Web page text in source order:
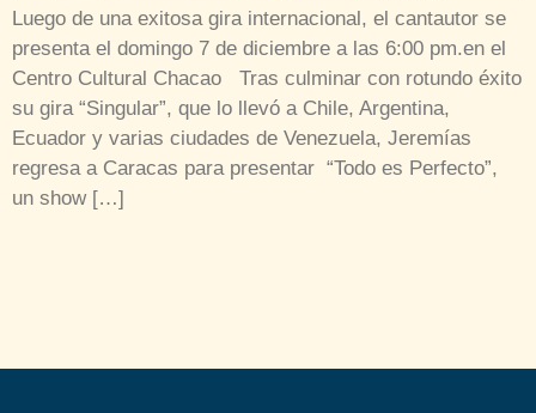
Luego de una exitosa gira internacional, el cantautor se
presenta el domingo 7 de diciembre a las 6:00 pm.en el
Centro Cultural Chacao Tras culminar con rotundo éxito
su gira “Singular”, que lo llevó a Chile, Argentina,
Ecuador y varias ciudades de Venezuela, Jeremías
regresa a Caracas para presentar “Todo es Perfecto”,
un show […]